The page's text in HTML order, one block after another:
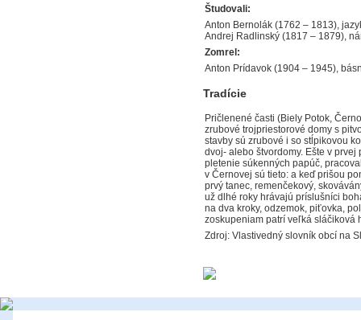
Študovali:
Anton Bernolák (1762 – 1813),
Andrej Radlinský (1817 – 1879),
Zomrel:
Anton Prídavok (1904 – 1945),
Tradície
Pričlenené časti (Biely Potok,
zrubové trojpriestorové domy s
stavby sú zrubové i so stĺpikovou
dvoj- alebo štvordomy. Ešte v
pletenie súkenných papúč,
v Černovej sú tieto: a keď prišou
prvý tanec, remenčekový,
už dlhé roky hrávajú príslušníci
na dva kroky, odzemok, piťovka,
zoskupeniam patrí veľká sláčiková
Zdroj: Vlastivedný slovník obcí na